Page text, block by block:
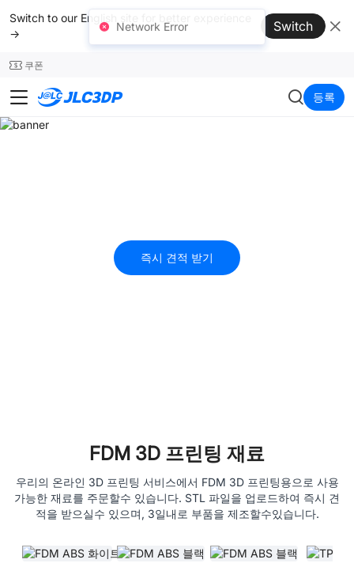
Switch to our English site for better experience
→
Switch
쿠폰
JLC3DP 등록
즉시 견적 받기
FDM 3D 프린팅 재료
우리의 온라인 3D 프린팅 서비스에서 FDM 3D 프린팅용으로 사용
가능한 재료를 주문할수 있습니다. STL 파일을 업로드하여 즉시 견
적을 받으실수 있으며, 3일내로 부품을 제조할수있습니다.
Network Error